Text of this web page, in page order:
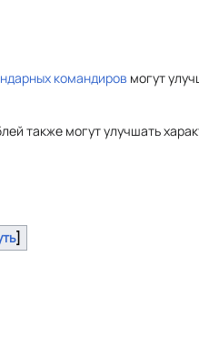
командиров могут
также могут улучшать